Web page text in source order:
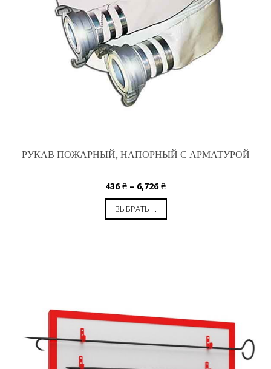
РУКАВ ПОЖАРНЫЙ, НАПОРНЫЙ С АРМАТУРОЙ
436₴ – 6,726₴
ВЫБРАТЬ ...